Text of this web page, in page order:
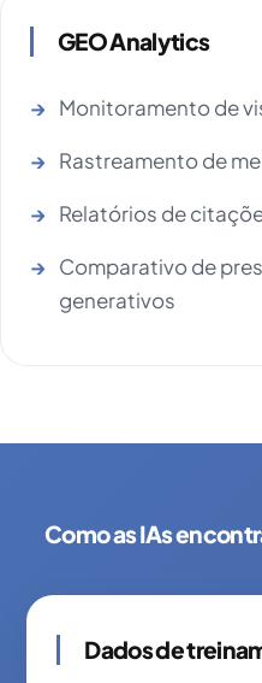
GEO Analytics
Monitoramento de
Rastreamento de
Relatórios de
Comparativo de
generativos
Como as IAs
Dados de